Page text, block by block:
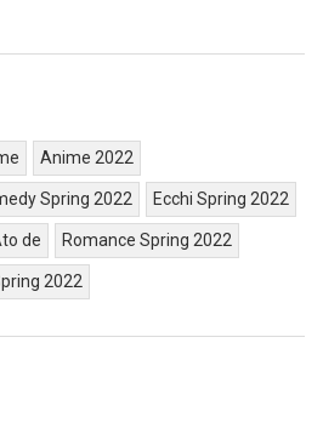
Anime 2022
Spring 2022 Ecchi Spring 2022
de Romance Spring 2022
2022